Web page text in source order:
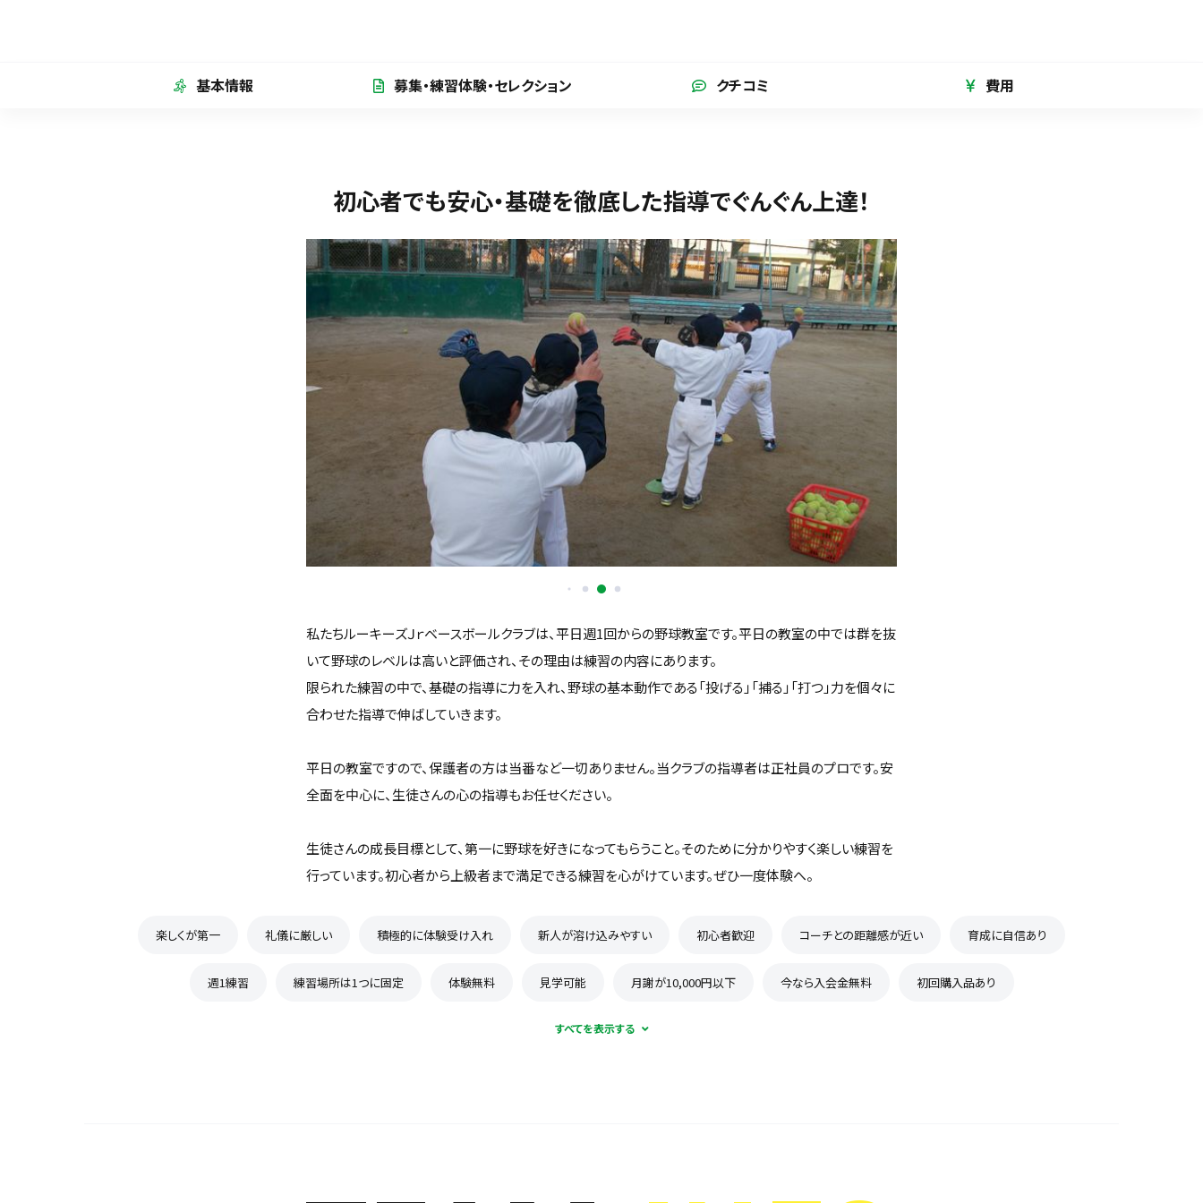
基本情報 募集・練習体験・セレクション クチコミ 費用
初心者でも安心・基礎を徹底した指導でぐんぐん上達！
私たちルーキーズＪｒベースボールクラブは、平日週1回からの野球教室です。平日の教室の中では群を抜
いて野球のレベルは高いと評価され、その理由は練習の内容にあります。
限られた練習の中で、基礎の指導に力を入れ、野球の基本動作である「投げる」「捕る」「打つ」力を個々に
合わせた指導で伸ばしていきます。
平日の教室ですので、保護者の方は当番など一切ありません。当クラブの指導者は正社員のプロです。安
全面を中心に、生徒さんの心の指導もお任せください。
生徒さんの成長目標として、第一に野球を好きになってもらうこと。そのために分かりやすく楽しい練習を
行っています。初心者から上級者まで満足できる練習を心がけています。ぜひ一度体験へ。
楽しくが第一 礼儀に厳しい 積極的に体験受け入れ 新人が溶け込みやすい 初心者歓迎 コーチとの距離感が近い 育成に自信あり
週1練習 練習場所は1つに固定 体験無料 見学可能 月謝が10,000円以下 今なら入会金無料 初回購入品あり
保護者の当番なし